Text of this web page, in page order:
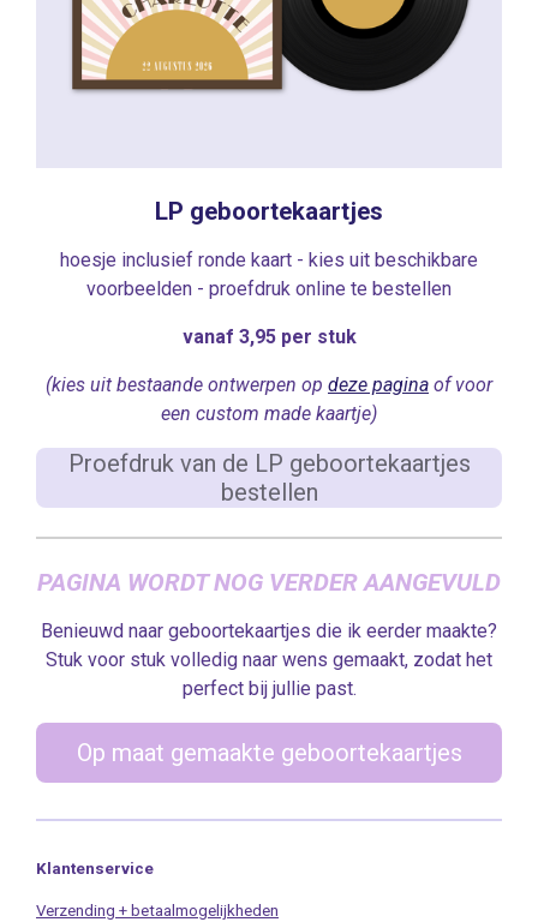
LP geboortekaartjes
hoesje inclusief ronde kaart - kies uit beschikbare
voorbeelden - proefdruk online te bestellen
vanaf 3,95 per stuk
(kies uit bestaande ontwerpen op deze pagina of voor
een custom made kaartje)
Proefdruk van de LP geboortekaartjes
bestellen
PAGINA WORDT NOG VERDER AANGEVULD
Benieuwd naar geboortekaartjes die ik eerder maakte?
Stuk voor stuk volledig naar wens gemaakt, zodat het
perfect bij jullie past.
Op maat gemaakte geboortekaartjes
Klantenservice
Verzending + betaalmogelijkheden